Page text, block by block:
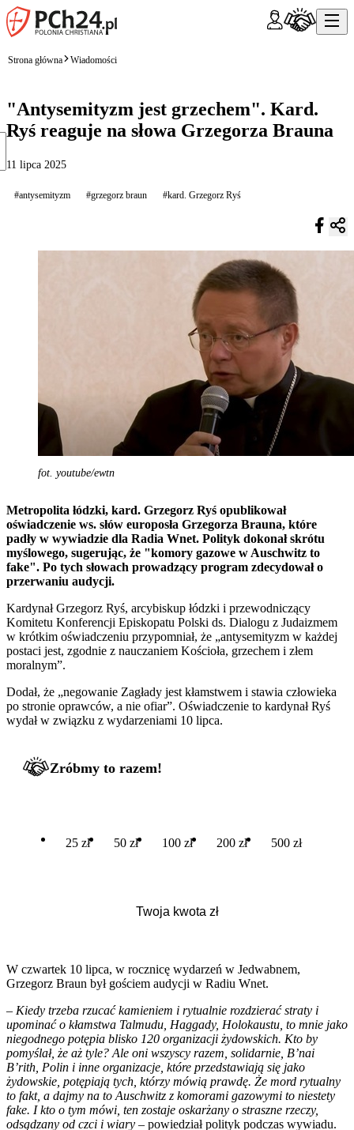
Strona główna Wiadomości
"Antysemityzm jest grzechem". Kard.
Ryś reaguje na słowa Grzegorza Brauna
11 lipca 2025
#antysemityzm #grzegorz braun #kard. Grzegorz Ryś
fot. youtube/ewtn
Metropolita łódzki, kard. Grzegorz Ryś opublikował
oświadczenie ws. słów europosła Grzegorza Brauna, które
padły w wywiadzie dla Radia Wnet. Polityk dokonał skrótu
myślowego, sugerując, że "komory gazowe w Auschwitz to
fake". Po tych słowach prowadzący program zdecydował o
przerwaniu audycji.
Kardynał Grzegorz Ryś, arcybiskup łódzki i przewodniczący
Komitetu Konferencji Episkopatu Polski ds. Dialogu z Judaizmem
w krótkim oświadczeniu przypomniał, że „antysemityzm w każdej
postaci jest, zgodnie z nauczaniem Kościoła, grzechem i złem
moralnym”.
Dodał, że „negowanie Zagłady jest kłamstwem i stawia człowieka
po stronie oprawców, a nie ofiar”. Oświadczenie to kardynał Ryś
wydał w związku z wydarzeniami 10 lipca.
Zróbmy to razem!
25 zł 50 zł 100 zł 200 zł 500 zł
W czwartek 10 lipca, w rocznicę wydarzeń w Jedwabnem,
Grzegorz Braun był gościem audycji w Radiu Wnet.
– Kiedy trzeba rzucać kamieniem i rytualnie rozdzierać straty i
upominać o kłamstwa Talmudu, Haggady, Holokaustu, to mnie jako
niegodnego potępia blisko 120 organizacji żydowskich. Kto by
pomyślał, że aż tyle? Ale oni wszyscy razem, solidarnie, B’nai
B’rith, Polin i inne organizacje, które przedstawiają się jako
żydowskie, potępiają tych, którzy mówią prawdę. Że mord rytualny
to fakt, a dajmy na to Auschwitz z komorami gazowymi to niestety
fake. I kto o tym mówi, ten zostaje oskarżany o straszne rzeczy,
odsądzany od czci i wiary – powiedział polityk podczas wywiadu.